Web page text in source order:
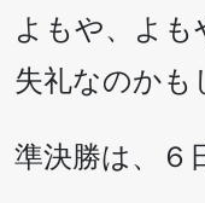
よもや、よも
失礼なのかも
準決勝は、６